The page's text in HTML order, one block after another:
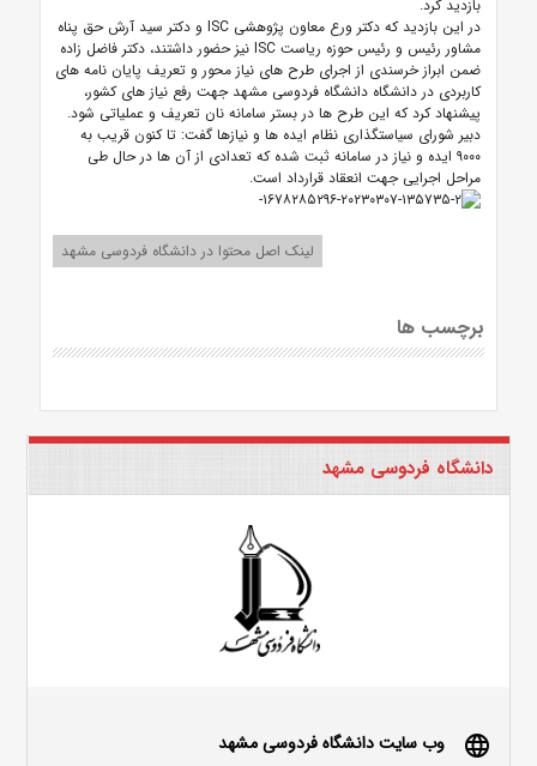
بازدید کرد.
در این بازدید که دکتر ورع معاون پژوهشی ISC و دکتر سید آرش حق پناه
مشاور رئیس و رئیس حوزه ریاست ISC نیز حضور داشتند، دکتر فاضل زاده
ضمن ابراز خرسندی از اجرای طرح های نیاز محور و تعریف پایان نامه های
کاربردی در دانشگاه دانشگاه فردوسی مشهد جهت رفع نیاز های کشور،
پیشنهاد کرد که این طرح ها در بستر سامانه نان تعریف و عملیاتی شود.
دبیر شورای سیاستگذاری نظام ایده ها و نیازها گفت: تا کنون قریب به
۹۰۰۰ ایده و نیاز در سامانه ثبت شده که تعدادی از آن ها در حال طی
مراحل اجرایی جهت انعقاد قرارداد است.
لینک اصل محتوا در دانشگاه فردوسی مشهد
برچسب ها
دانشگاه فردوسی مشهد
language وب سایت دانشگاه فردوسی مشهد